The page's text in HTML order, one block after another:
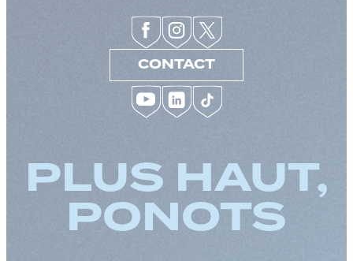
CONTACT
PLUS HAUT,
PONOTSAugmenter la
Diminuer la taille